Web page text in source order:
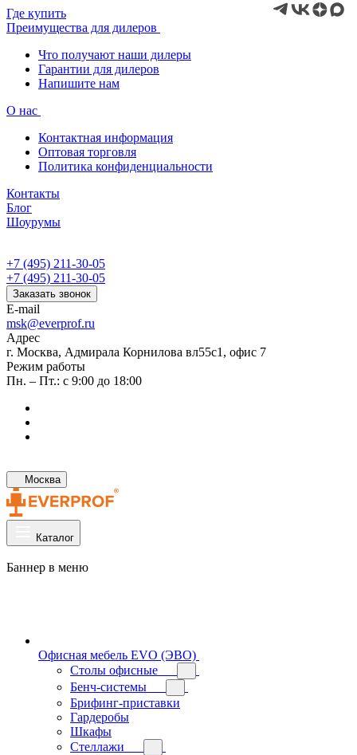
Где купить
Преимущества для дилеров
Что получают наши дилеры
Гарантии для дилеров
Напишите нам
О нас
Контактная информация
Оптовая торговля
Политика конфиденциальности
Контакты
Блог
Шоурумы
+7 (495) 211-30-05
+7 (495) 211-30-05
Заказать звонок
E-mail
msk@everprof.ru
Адрес
г. Москва, Адмирала Корнилова вл55с1, офис 7
Режим работы
Пн. – Пт.: с 9:00 до 18:00
Москва
Каталог
Баннер в меню
Офисная мебель EVO (ЭВО)
Cтолы офисные
Бенч-системы
Брифинг-приставки
Гардеробы
Шкафы
Стеллажи